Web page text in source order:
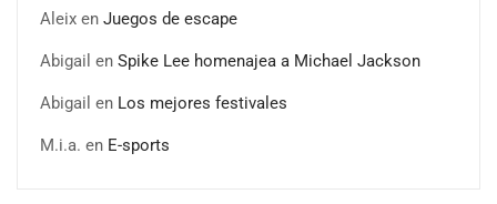
Aleix en Juegos de escape
Abigail en Spike Lee homenajea a Michael Jackson
Abigail en Los mejores festivales
M.i.a. en E-sports